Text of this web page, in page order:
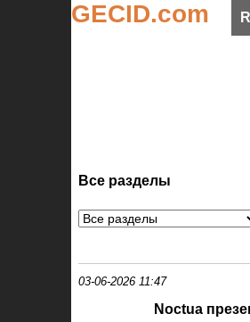
GECID.com
Все разделы
03-06-2026 11:47
Noctua